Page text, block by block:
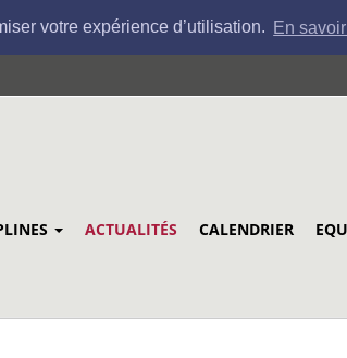
votre expérience d’utilisation. En
ACTUALITÉS CALENDRIER